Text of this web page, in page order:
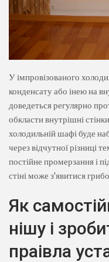
У імпровізованого
конденсату або інею на
доведеться регулярно
обкласти внутрішні
холодильній шафі буде
через відчутної різниці
постійне промерзання і
стіні може з'явитися
Як
нішу і
праівла